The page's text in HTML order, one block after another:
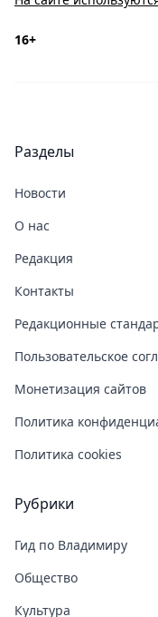
16+
Разделы
Новости
О нас
Редакция
Контакты
Редакционные
Пользовательское
Монетизация сайтов
Политика
Политика cookies
Рубрики
Гид по Владимиру
Общество
Культура